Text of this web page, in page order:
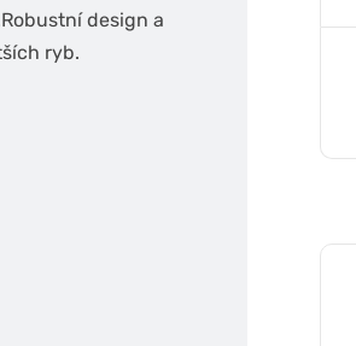
Robustní design a
ryb.